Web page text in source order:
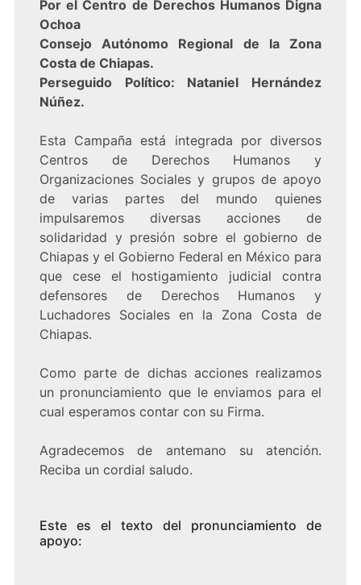
Por el Centro de Derechos Humanos Digna
Ochoa
Consejo Autónomo Regional de la Zona
Costa de Chiapas.
Perseguido Político: Nataniel Hernández
Núñez.
Esta Campaña está integrada por diversos
Centros de Derechos Humanos y
Organizaciones Sociales y grupos de apoyo
de varias partes del mundo quienes
impulsaremos diversas acciones de
solidaridad y presión sobre el gobierno de
Chiapas y el Gobierno Federal en México para
que cese el hostigamiento judicial contra
defensores de Derechos Humanos y
Luchadores Sociales en la Zona Costa de
Chiapas.
Como parte de dichas acciones realizamos
un pronunciamiento que le enviamos para el
cual esperamos contar con su Firma.
Agradecemos de antemano su atención.
Reciba un cordial saludo.
Este es el texto del pronunciamiento de
apoyo: